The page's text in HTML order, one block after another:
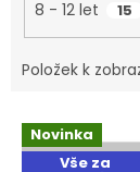
8 - 12 let 15
Položek k
Výpis
Novinka
Vše za